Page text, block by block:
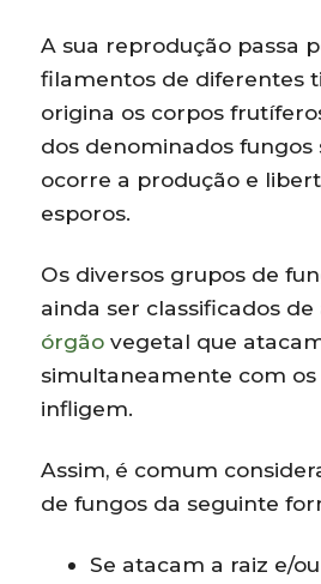
A sua reprodução passa
filamentos de diferentes
origina os corpos
dos denominados fungos
ocorre a produção e
esporos.
Os diversos grupos de
ainda ser classificados
órgão vegetal que
simultaneamente com
infligem.
Assim, é comum
de fungos da seguinte
Se atacam a raiz e/